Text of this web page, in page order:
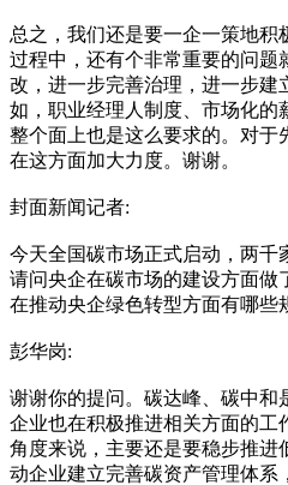
总之，我们还是要一企一策地
过程中，还有个非常重要的问题
改，进一步完善治理，进一步建
如，职业经理人制度、市场化的
整个面上也是这么要求的。对于
在这方面加大力度。谢谢。
封面新闻记者:
今天全国碳市场正式启动，两千
请问央企在碳市场的建设方面做
在推动央企绿色转型方面有哪些
彭华岗:
谢谢你的提问。碳达峰、碳中和
企业也在积极推进相关方面的工
角度来说，主要还是要稳步推进
动企业建立完善碳资产管理体系